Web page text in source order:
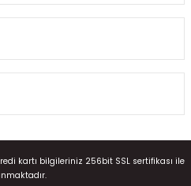
kartı bilgileriniz 256bit SSL sertifikası ile